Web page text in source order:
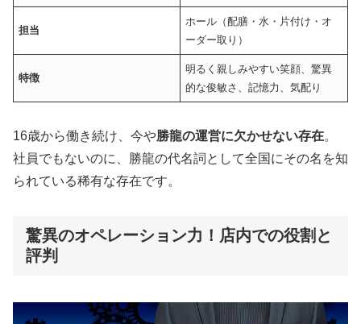
担当
ホール（配膳・水・片付け・オ
ーダー取り）
特徴
明るく親しみやすい笑顔、驚異
的な俊敏さ、記憶力、気配り
16歳から働き続け、今や勝龍の運営に欠かせない存在。
社員でもないのに、勝龍の代名詞として全国にその名を知
られている稀有な存在です。
驚異のオペレーション力！店内での役割と
評判